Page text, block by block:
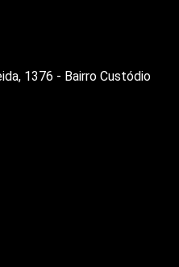
1376 - Bairro Custódio